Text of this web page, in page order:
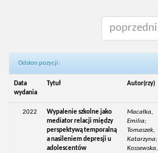
poprzedni
Odsłon pozycji:
Data
wydania
Tytuł Autor(rzy)
2022
Wypalenie szkolne jako
mediator relacji między
perspektywą temporalną
a nasileniem depresji u
adolescentów
Macałka,
Emilia;
Tomaszek,
Katarzyna;
Kossewska,